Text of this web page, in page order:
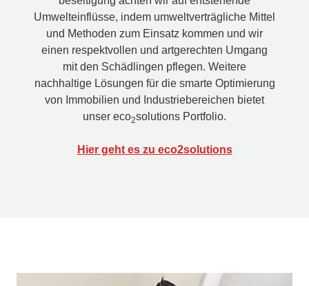
Umwelteinflüsse, indem umweltverträgliche Mittel
und Methoden zum Einsatz kommen und wir
einen respektvollen und artgerechten Umgang
mit den Schädlingen pflegen. Weitere
nachhaltige Lösungen für die smarte Optimierung
von Immobilien und Industriebereichen bietet
unser eco2solutions Portfolio.
Hier geht es zu eco2solutions